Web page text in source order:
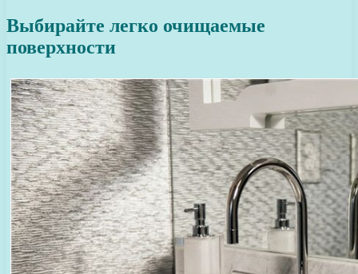
Выбирайте легко очищаемые
поверхности